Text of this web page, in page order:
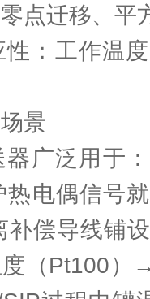
点迁移、平
：工作温
景
广泛用于
电偶信号
补偿导线铺
（Pt100